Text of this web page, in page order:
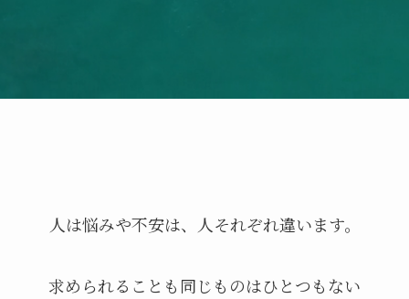
人は悩みや不安は、人それぞれ違います。
求められることも同じものはひとつもない